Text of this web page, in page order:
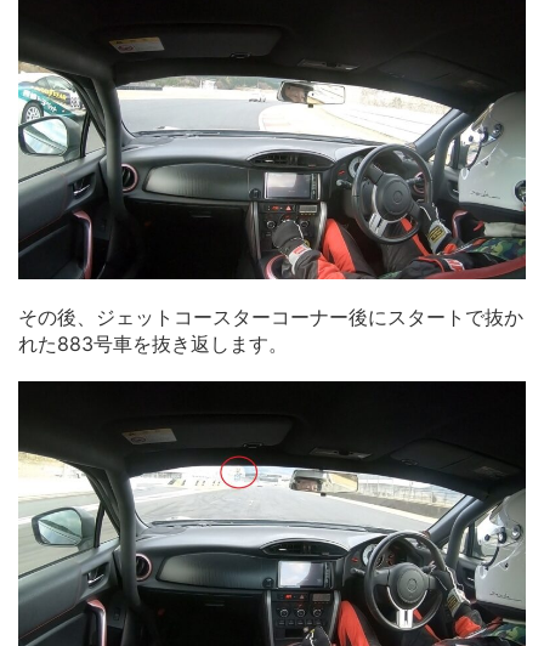
その後、ジェットコースターコーナー後にスタートで抜か
れた883号車を抜き返します。